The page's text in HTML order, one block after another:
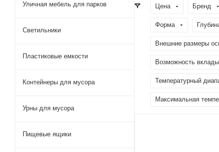
Цена Бренд
Форма
Внешние размеры
Возможность
Температурный
Максимальная
Уличная мебель для парков
Светильники
Пластиковые емкости
Контейнеры для мусора
Урны для мусора
Пищевые ящики